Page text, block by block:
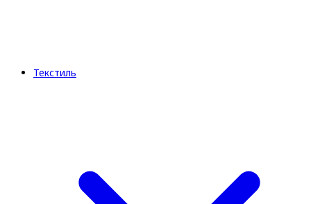
Текстиль